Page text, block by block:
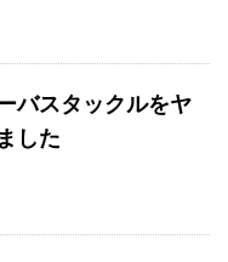
バスタックルをヤ
した